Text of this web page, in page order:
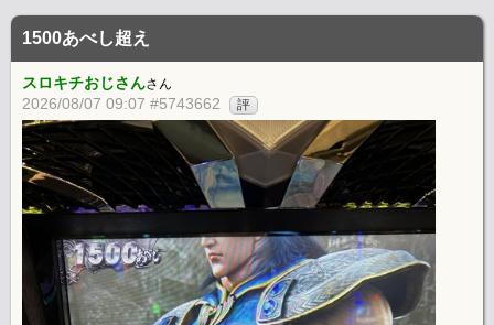
1500あべし超え
スロキチおじさんさん
2026/08/07 09:07 #5743662 評